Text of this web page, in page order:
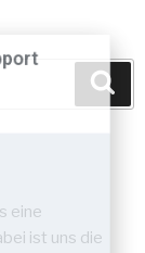
eine
ist uns die